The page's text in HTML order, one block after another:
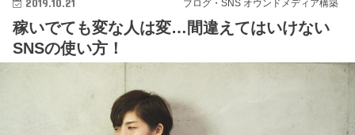
ブログ・SNS オウンドメディア構築
稼いでても変な人は変…間違えてはいけない
SNSの使い方！